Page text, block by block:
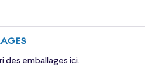
des emballages ici